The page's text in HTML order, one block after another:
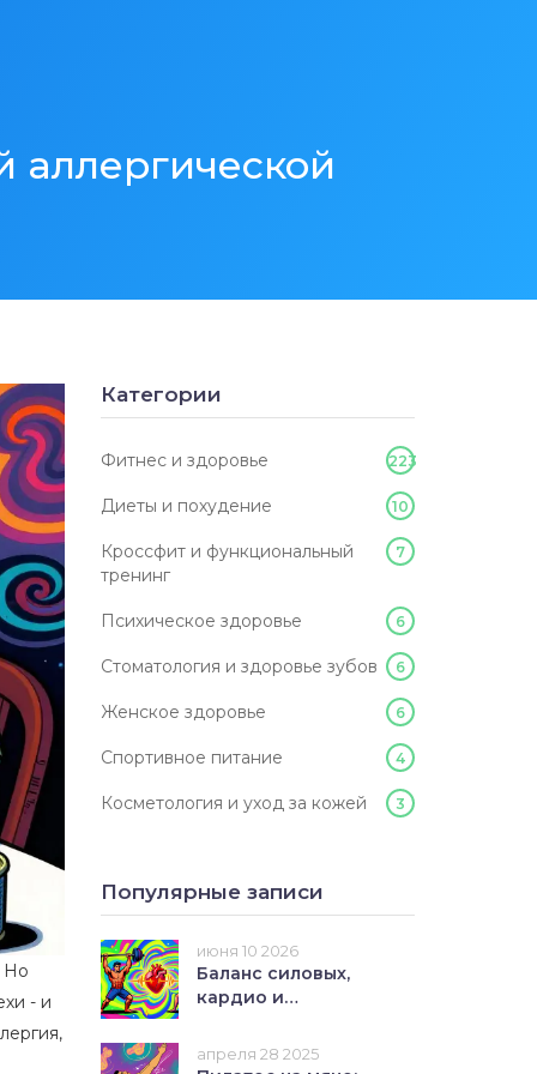
аллергической
Но
- и
Категории
Фитнес и здоровье 223
Диеты и похудение 10
Кроссфит и функциональный
тренинг
7
Психическое здоровье 6
Стоматология и здоровье зубов 6
Женское здоровье 6
Спортивное питание 4
Косметология и уход за кожей 3
Популярные записи
июня 10 2026
Баланс силовых,
кардио и
готовый недельный
план ЗОЖ для
апреля 28 2025